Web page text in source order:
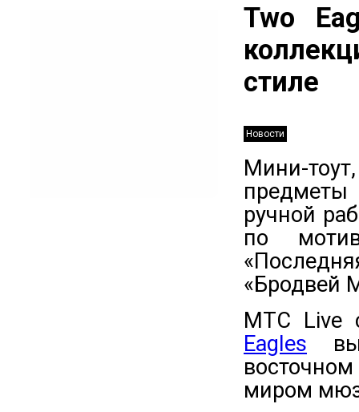
Two
стиле
Новости
Мини-
предметы
ручной
по
«Бродвей
МТС Live
Eagles
миром